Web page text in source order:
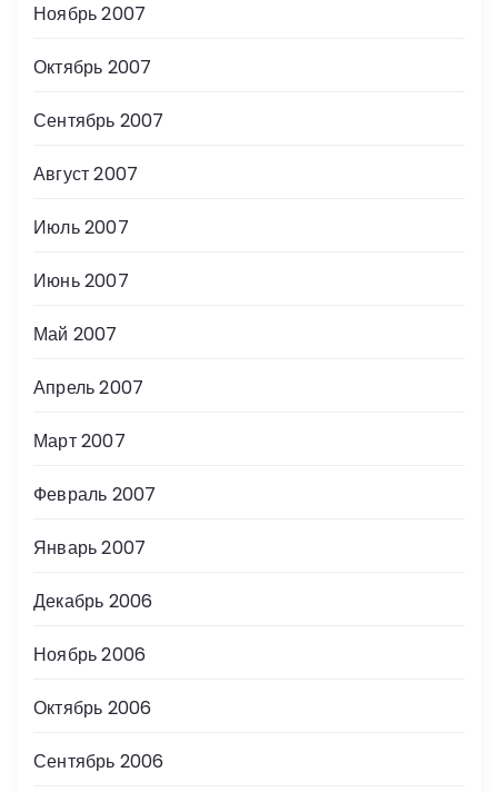
Ноябрь 2007
Октябрь 2007
Сентябрь 2007
Август 2007
Июль 2007
Июнь 2007
Май 2007
Апрель 2007
Март 2007
Февраль 2007
Январь 2007
Декабрь 2006
Ноябрь 2006
Октябрь 2006
Сентябрь 2006